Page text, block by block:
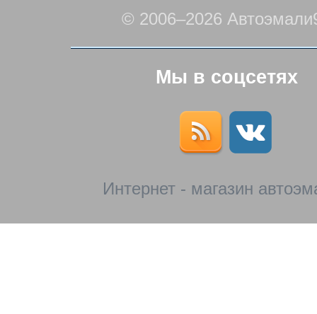
© 2006–2026
Мы в соцсетях
Интернет - магазин